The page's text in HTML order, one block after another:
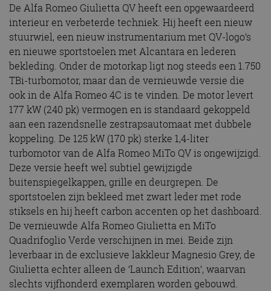
De Alfa Romeo Giulietta QV heeft een opgewaardeerd
interieur en verbeterde techniek. Hij heeft een nieuw
stuurwiel, een nieuw instrumentarium met QV-logo’s
en nieuwe sportstoelen met Alcantara en lederen
bekleding. Onder de motorkap ligt nog steeds een 1.750
TBi-turbomotor, maar dan de vernieuwde versie die
ook in de Alfa Romeo 4C is te vinden. De motor levert
177 kW (240 pk) vermogen en is standaard gekoppeld
aan een razendsnelle zestrapsautomaat met dubbele
koppeling. De 125 kW (170 pk) sterke 1,4-liter
turbomotor van de Alfa Romeo MiTo QV is ongewijzigd.
Deze versie heeft wel subtiel gewijzigde
buitenspiegelkappen, grille en deurgrepen. De
sportstoelen zijn bekleed met zwart leder met rode
stiksels en hij heeft carbon accenten op het dashboard.
De vernieuwde Alfa Romeo Giulietta en MiTo
Quadrifoglio Verde verschijnen in mei. Beide zijn
leverbaar in de exclusieve lakkleur Magnesio Grey, de
Giulietta echter alleen de ‘Launch Edition’, waarvan
slechts vijfhonderd exemplaren worden gebouwd.